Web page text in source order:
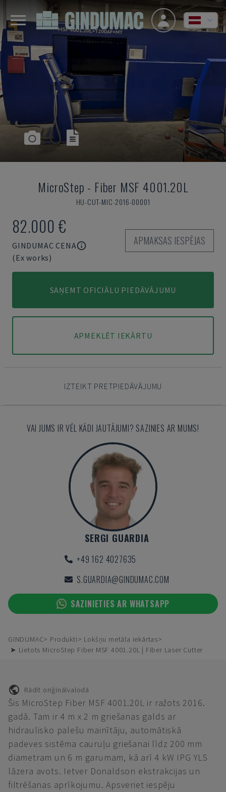
MicroStep - Fiber MSF 4001.20L
HU-CUT-MIC-2016-00001
82.000 €
GINDUMAC CENA
(Ex works)
APMAKSAS IESPĒJAS
SAŅEMT OFICIĀLU PIEDĀVĀJUMU
APMEKLĒT IEKĀRTU
IZTEIKT PRETPIEDĀVĀJUMU
VAI JUMS IR VĒL KĀDI JAUTĀJUMI? SAZINIES AR MUMS!
SERGI GUARDIA
+49 162 4027635
S.GUARDIA@GINDUMAC.COM
SAZINIETIES AR WHATSAPP
GINDUMAC Produkti
Lokšņu metāla iekārtas
➤ Lietots MicroStep Fiber MSF 4001.20L | Fiber Laser Cutter
Rādīt oriģinālvalodā
Šis MicroStep Fiber MSF 4001.20L ir ražots 2016.
gadā. Tam ir 4 m x 2 m griešanas galds ar
hidraulisko palešu mainītāju, automātiskā
padeves sistēma cauruļu griešanai līdz 200 mm
diametram un 6 m garumam, kā arī 4 kW IPG YLS
lāzera avots. Ietver Donaldson ekstrakcijas un
filtrēšanas aprīkojumu. Apsveriet iespēju